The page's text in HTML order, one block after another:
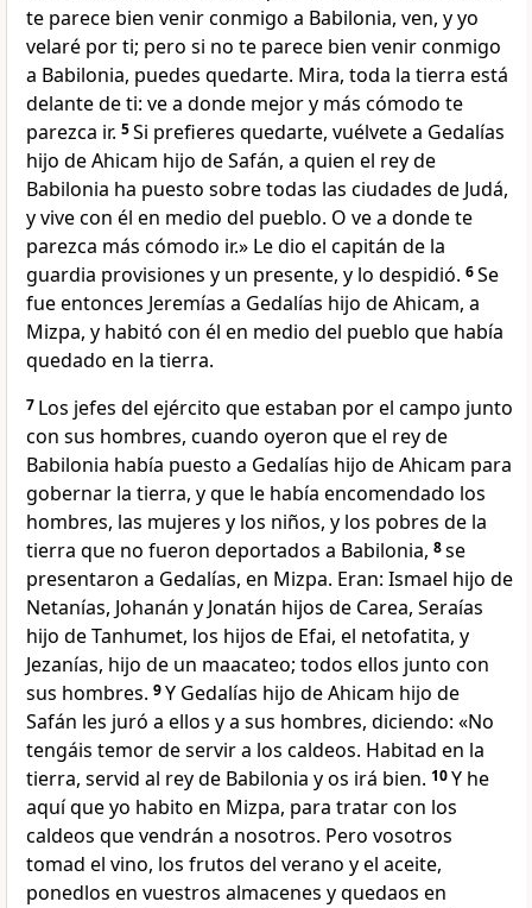
te parece bien venir conmigo a Babilonia, ven, y yo
velaré por ti; pero si no te parece bien venir conmigo
a Babilonia, puedes quedarte. Mira, toda la tierra está
delante de ti: ve a donde mejor y más cómodo te
parezca ir. 5Si prefieres quedarte, vuélvete a Gedalías
hijo de Ahicam hijo de Safán, a quien el rey de
Babilonia ha puesto sobre todas las ciudades de Judá,
y vive con él en medio del pueblo. O ve a donde te
parezca más cómodo ir.» Le dio el capitán de la
guardia provisiones y un presente, y lo despidió. 6Se
fue entonces Jeremías a Gedalías hijo de Ahicam, a
Mizpa, y habitó con él en medio del pueblo que había
quedado en la tierra.
7 Los jefes del ejército que estaban por el campo junto
con sus hombres, cuando oyeron que el rey de
Babilonia había puesto a Gedalías hijo de Ahicam para
gobernar la tierra, y que le había encomendado los
hombres, las mujeres y los niños, y los pobres de la
tierra que no fueron deportados a Babilonia, 8se
presentaron a Gedalías, en Mizpa. Eran: Ismael hijo de
Netanías, Johanán y Jonatán hijos de Carea, Seraías
hijo de Tanhumet, los hijos de Efai, el netofatita, y
Jezanías, hijo de un maacateo; todos ellos junto con
sus hombres. 9Y Gedalías hijo de Ahicam hijo de
Safán les juró a ellos y a sus hombres, diciendo: «No
tengáis temor de servir a los caldeos. Habitad en la
tierra, servid al rey de Babilonia y os irá bien. 10Y he
aquí que yo habito en Mizpa, para tratar con los
caldeos que vendrán a nosotros. Pero vosotros
tomad el vino, los frutos del verano y el aceite,
ponedlos en vuestros almacenes y quedaos en